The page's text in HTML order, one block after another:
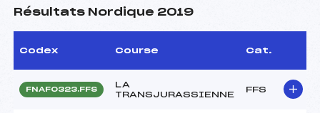
Résultats Nordique 2019
Codex Course Cat.
FNAF0323.FFS
LA
TRANSJURASSIENNE
FFS